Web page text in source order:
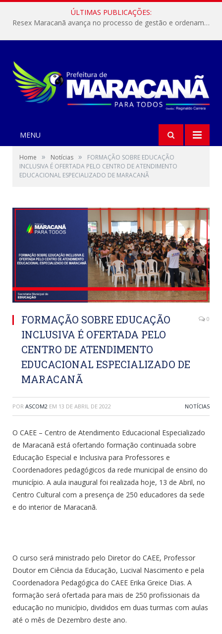
ÚLTIMAS PUBLICAÇÕES:
Resex Maracanã avança no processo de gestão e ordenamento do turismo em nossas áreas protegidas.
MENU
Home » Notícias »
FORMAÇÃO SOBRE EDUCAÇÃO
INCLUSIVA É OFERTADA PELO CENTRO DE ATENDIMENTO
EDUCACIONAL ESPECIALIZADO DE MARACANÃ
FORMAÇÃO SOBRE EDUCAÇÃO
INCLUSIVA É OFERTADA PELO
CENTRO DE ATENDIMENTO
EDUCACIONAL ESPECIALIZADO DE
MARACANÃ
0
POR ASCOM2 EM 13 DE ABRIL DE 2022 NOTÍCIAS
O CAEE – Centro de Atendimento Educacional Especializado
de Maracanã está ofertando formação continuada sobre
Educação Especial e Inclusiva para Professores e
Coordenadores pedagógicos da rede municipal de ensino do
município. A aula inaugural foi realizada hoje, 13 de Abril, no
Centro Cultural com a presença de 250 educadores da sede
e do interior de Maracanã.
O curso será ministrado pelo Diretor do CAEE, Professor
Doutor em Ciência da Educação, Lucival Nascimento e pela
Coordenadora Pedagógica do CAEE Erika Greice Dias. A
formação será ofertada para mais de 250 profissionais da
educação no município, divididos em duas turmas com aulas
até o mês de Dezembro deste ano.